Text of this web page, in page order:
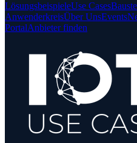
LösungsbeispieleUse Cases
AnwenderkreisÜber UnsEvents
PortalAnbieter finden